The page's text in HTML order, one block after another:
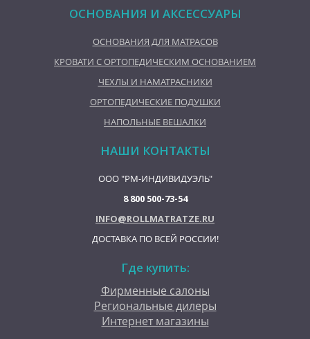
ОСНОВАНИЯ И АКСЕССУАРЫ
ОСНОВАНИЯ ДЛЯ МАТРАСОВ
КРОВАТИ С ОРТОПЕДИЧЕСКИМ ОСНОВАНИЕМ
ЧЕХЛЫ И НАМАТРАСНИКИ
ОРТОПЕДИЧЕСКИЕ ПОДУШКИ
НАПОЛЬНЫЕ ВЕШАЛКИ
НАШИ КОНТАКТЫ
ООО "РМ-ИНДИВИДУЭЛЬ"
8 800 500-73-54
INFO@ROLLMATRATZE.RU
ДОСТАВКА ПО ВСЕЙ РОССИИ!
Где купить:
Фирменные салоны
Региональные дилеры
Интернет магазины